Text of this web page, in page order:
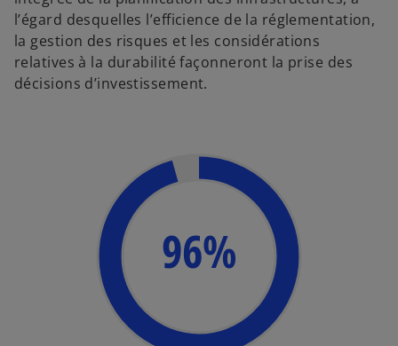
l’égard desquelles l’efficience de la réglementation,
la gestion des risques et les considérations
relatives à la durabilité façonneront la prise des
décisions d’investissement.
96%